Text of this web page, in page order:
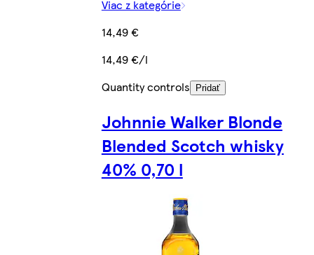
Viac z kategórie
14,49 €
14,49 €/l
Quantity controls
Pridať
Johnnie Walker Blonde
Blended Scotch whisky
40% 0,70 l